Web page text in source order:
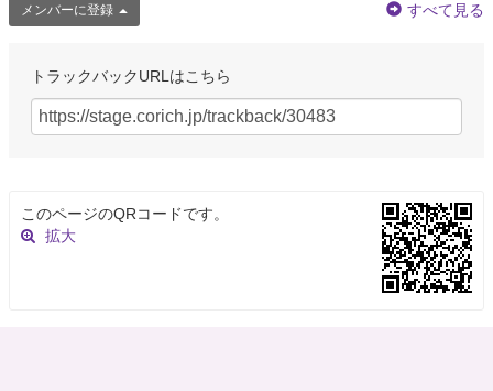
メンバーに登録 すべて見る
トラックバックURLはこちら
このページのQRコードです。
拡大